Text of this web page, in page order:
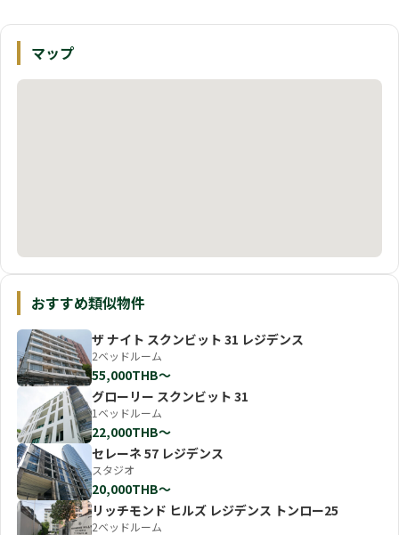
マップ
おすすめ類似物件
ザ ナイト スクンビット 31 レジデンス
2ベッドルーム
55,000THB〜
グローリー スクンビット 31
1ベッドルーム
22,000THB〜
セレーネ 57 レジデンス
スタジオ
20,000THB〜
リッチモンド ヒルズ レジデンス トンロー25
2ベッドルーム